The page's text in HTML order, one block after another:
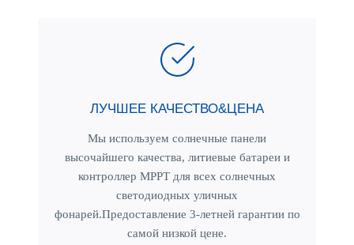
ЛУЧШЕЕ КАЧЕСТВО&ЦЕНА
Мы используем солнечные панели
высочайшего качества, литиевые батареи и
контроллер MPPT для всех солнечных
светодиодных уличных
фонарей.Предоставление 3-летней гарантии по
самой низкой цене.